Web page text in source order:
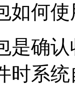
如何
是确
时系